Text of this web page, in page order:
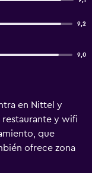
9,2
9,0
en Nittel y
restaurante y wifi
que
ofrece zona
está a